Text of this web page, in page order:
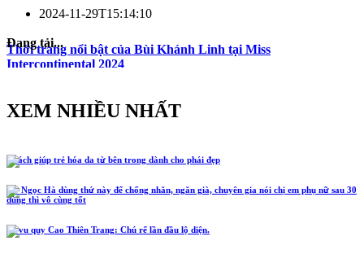
2024-11-29T15:14:10
Thời trang nổi bật của Bùi Khánh Linh tại Miss
Intercontinental 2024
Đang tải...
XEM NHIỀU NHẤT
5 cách giúp trẻ hóa da từ bên trong dành cho phái đẹp
Hồ Ngọc Hà dùng thứ này để chống nhăn, ngăn già, chuyên gia nói chị em phụ nữ sau 30
dùng thì vô cùng tốt
Lễ vu quy Cao Thiên Trang: Chú rể lần đầu lộ diện.